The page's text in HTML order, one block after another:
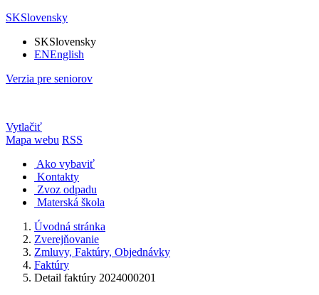
SKSlovensky
SKSlovensky
ENEnglish
Verzia pre seniorov
Vytlačiť
Mapa webu RSS
Ako vybaviť
Kontakty
Zvoz odpadu
Materská škola
Úvodná stránka
Zverejňovanie
Zmluvy, Faktúry, Objednávky
Faktúry
Detail faktúry 2024000201